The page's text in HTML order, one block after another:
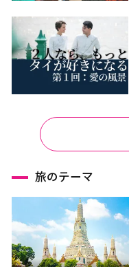
旅のテーマ